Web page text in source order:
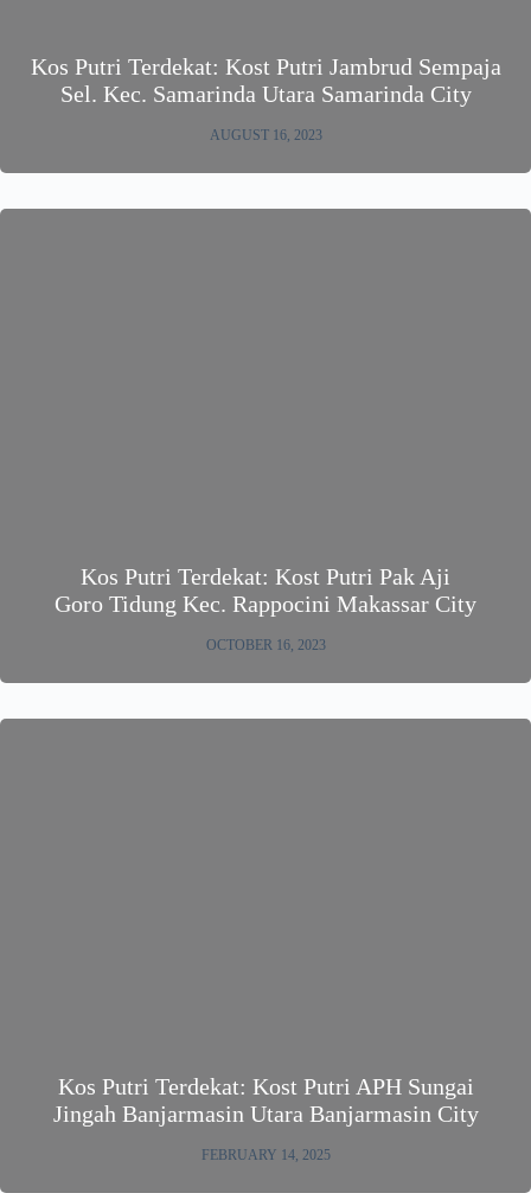
Kos Putri Terdekat: Kost Putri Jambrud Sempaja
Sel. Kec. Samarinda Utara Samarinda City
AUGUST 16, 2023
Kos Putri Terdekat: Kost Putri Pak Aji
Goro Tidung Kec. Rappocini Makassar City
OCTOBER 16, 2023
Kos Putri Terdekat: Kost Putri APH Sungai
Jingah Banjarmasin Utara Banjarmasin City
FEBRUARY 14, 2025